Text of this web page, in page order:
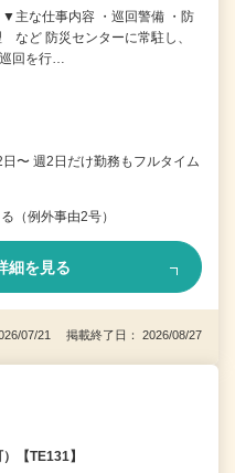
▼主な仕事内容 ・巡回警備 ・防
など 防災センターに常駐し、
回を行…
〜 週2日だけ勤務もフルタイム
（例外事由2号）
細を見る
07/21 掲載終了日： 2026/08/27
【TE131】